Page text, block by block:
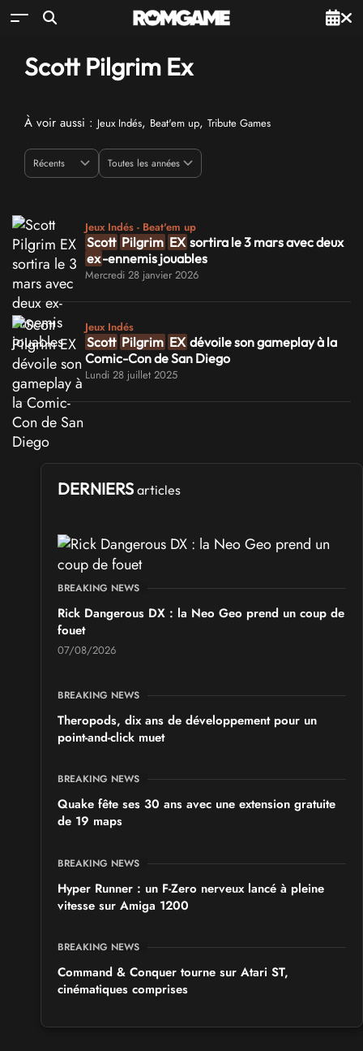
Scott Pilgrim Ex
À voir aussi : Jeux Indés, Beat'em up, Tribute Games
Jeux Indés - Beat'em up
Scott Pilgrim EX sortira le 3 mars avec deux
ex-ennemis jouables
Mercredi 28 janvier 2026
Jeux Indés
Scott Pilgrim EX dévoile son gameplay à la
Comic-Con de San Diego
Lundi 28 juillet 2025
DERNIERS articles
BREAKING NEWS
Rick Dangerous DX : la Neo Geo prend un coup de
fouet
07/08/2026
BREAKING NEWS
Theropods, dix ans de développement pour un
point-and-click muet
BREAKING NEWS
Quake fête ses 30 ans avec une extension gratuite
de 19 maps
BREAKING NEWS
Hyper Runner : un F-Zero nerveux lancé à pleine
vitesse sur Amiga 1200
BREAKING NEWS
Command & Conquer tourne sur Atari ST,
cinématiques comprises